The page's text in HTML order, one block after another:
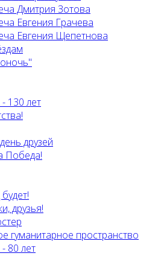
Дмитрия Зотова
Евгения Грачева
Евгения Щепетнова
130 лет
друзей
Победа!
друзья!
гуманитарное пространство
80 лет